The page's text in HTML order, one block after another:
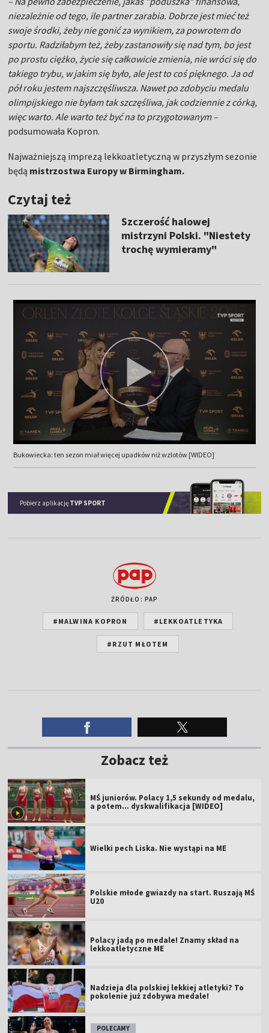
niezależnie od tego, ile partner zarabia. Dobrze jest mieć też
swoje środki, żeby nie gonić za wynikiem, za powrotem do
sportu. Radziłabym też, żeby zastanowiły się nad tym, bo jest
po prostu ciężko, życie się całkowicie zmienia, nie wróci się do
takiego trybu, w jakim się było, ale jest to coś pięknego. Ja od
pół roku jestem najszczęśliwsza. Nawet po zdobyciu medalu
olimpijskiego nie byłam tak szczęśliwa, jak codziennie z córką,
więc warto. Ale warto też być na to przygotowanym –
podsumowała Kopron.
Najważniejszą imprezą lekkoatletyczną w przyszłym sezonie
będą mistrzostwa Europy w Birmingham.
Czytaj też
Szczerość halowej
mistrzyni Polski. "Niestety
trochę wymieramy"
Bukowiecka: ten sezon miał więcej upadków niż wzlotów [WIDEO]
Pobierz aplikację TVP SPORT
ŹRÓDŁO: PAP
#MALWINA KOPRON #LEKKOATLETYKA
#RZUT MŁOTEM
Zobacz też
MŚ juniorów. Polacy 1,5 sekundy od medalu,
a potem... dyskwalifikacja [WIDEO]
Wielki pech Liska. Nie wystąpi na ME
Polskie młode gwiazdy na start. Ruszają MŚ
U20
Polacy jadą po medale! Znamy skład na
lekkoatletyczne ME
Nadzieja dla polskiej lekkiej atletyki? To
pokolenie już zdobywa medale!
POLECAMY